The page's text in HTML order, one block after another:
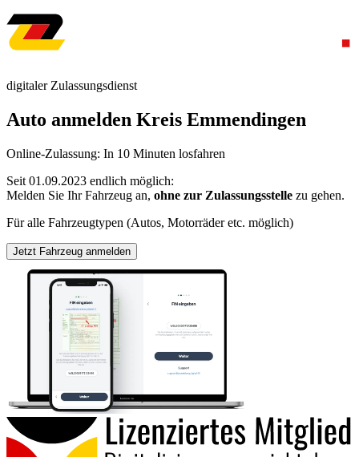
digitaler Zulassungsdienst
Auto anmelden Kreis Emmendingen
Online-Zulassung: In 10 Minuten losfahren
Seit 01.09.2023 endlich möglich:
Melden Sie Ihr Fahrzeug an, ohne zur Zulassungsstelle zu gehen.
Für alle Fahrzeugtypen (Autos, Motorräder etc. möglich)
Jetzt Fahrzeug anmelden